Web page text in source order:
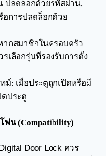
ปลดล็อกด้วยรหัสผ่าน,
อการปลดล็อกด้วย
ากสมาชิกในครอบครัว
เลือกรุ่นที่รองรับการตั้ง
ม์: เมื่อประตูถูกเปิดหรือมี
ประตู
ฟน (Compatibility)
Door Lock ควร